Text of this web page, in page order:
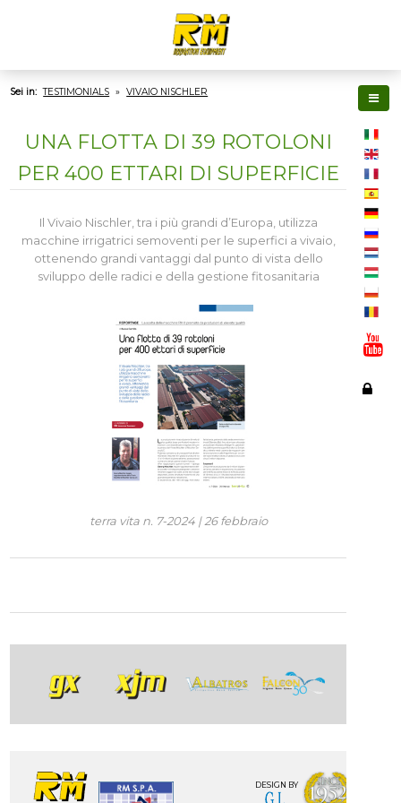
Sei in: TESTIMONIALS » VIVAIO NISCHLER
UNA FLOTTA DI 39 ROTOLONI
PER 400 ETTARI DI SUPERFICIE
Il Vivaio Nischler, tra i più grandi d’Europa, utilizza
macchine irrigatrici semoventi per le superfici a vivaio,
ottenendo grandi vantaggi dal punto di vista dello
sviluppo delle radici e della gestione fitosanitaria
terra vita n. 7-2024 | 26 febbraio
DESIGN BY